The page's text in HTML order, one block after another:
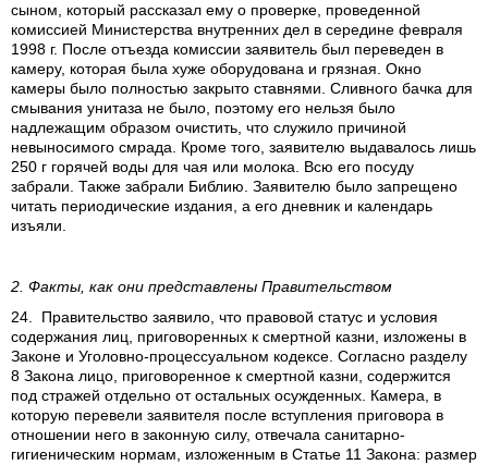
сыном, который рассказал ему о проверке, проведенной
комиссией Министерства внутренних дел в середине февраля
1998 г. После отъезда комиссии заявитель был переведен в
камеру, которая была хуже оборудована и грязная. Окно
камеры было полностью закрыто ставнями. Сливного бачка для
смывания унитаза не было, поэтому его нельзя было
надлежащим образом очистить, что служило причиной
невыносимого смрада. Кроме того, заявителю выдавалось лишь
250 г горячей воды для чая или молока. Всю его посуду
забрали. Также забрали Библию. Заявителю было запрещено
читать периодические издания, а его дневник и календарь
изъяли.
2. Факты, как они представлены Правительством
24. Правительство заявило, что правовой статус и условия
содержания лиц, приговоренных к смертной казни, изложены в
Законе и Уголовно-процессуальном кодексе. Согласно разделу
8 Закона лицо, приговоренное к смертной казни, содержится
под стражей отдельно от остальных осужденных. Камера, в
которую перевели заявителя после вступления приговора в
отношении него в законную силу, отвечала санитарно-
гигиеническим нормам, изложенным в Статье 11 Закона: размер